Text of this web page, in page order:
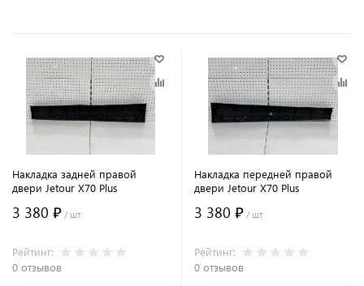
Накладка задней правой
двери Jetour X70 Plus
3 380 ₽ / шт
Рейтинг:
0 отзывов
Накладка передней правой
двери Jetour X70 Plus
3 380 ₽ / шт
Рейтинг:
0 отзывов